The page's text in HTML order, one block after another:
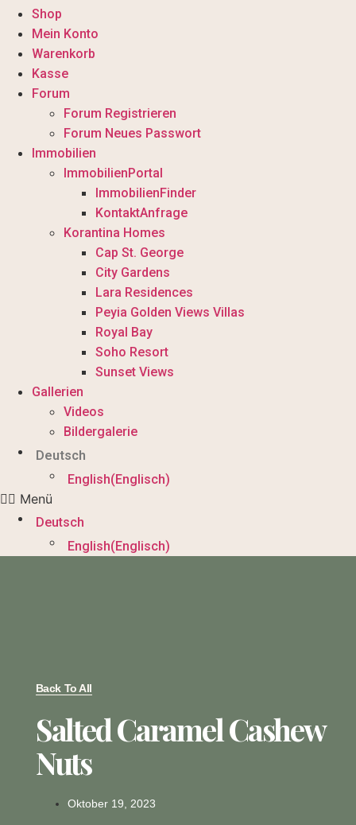
Shop
Mein Konto
Warenkorb
Kasse
Forum
Forum Registrieren
Forum Neues Passwort
Immobilien
ImmobilienPortal
ImmobilienFinder
KontaktAnfrage
Korantina Homes
Cap St. George
City Gardens
Lara Residences
Peyia Golden Views Villas
Royal Bay
Soho Resort
Sunset Views
Gallerien
Videos
Bildergalerie
Deutsch
English(Englisch)
Menü
Deutsch
English(Englisch)
Back To All
Salted Caramel Cashew
Nuts
Oktober 19, 2023